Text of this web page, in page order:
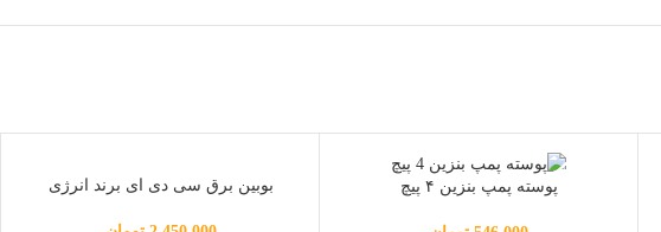
پوسته پمپ بنزین ۴ پیچ ناموجود
بوبین برق سی دی ای برند انرژی